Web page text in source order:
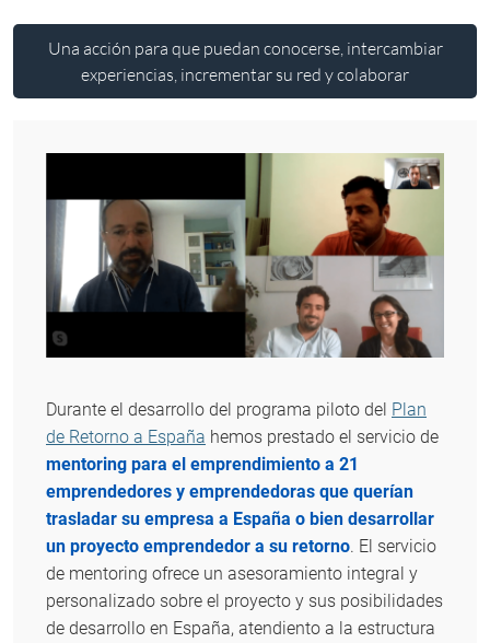
Una acción para que puedan conocerse, intercambiar
experiencias, incrementar su red y colaborar
Durante el desarrollo del programa piloto del Plan
de Retorno a España hemos prestado el servicio de
mentoring para el emprendimiento a 21
emprendedores y emprendedoras que querían
trasladar su empresa a España o bien desarrollar
un proyecto emprendedor a su retorno. El servicio
de mentoring ofrece un asesoramiento integral y
personalizado sobre el proyecto y sus posibilidades
de desarrollo en España, atendiento a la estructura